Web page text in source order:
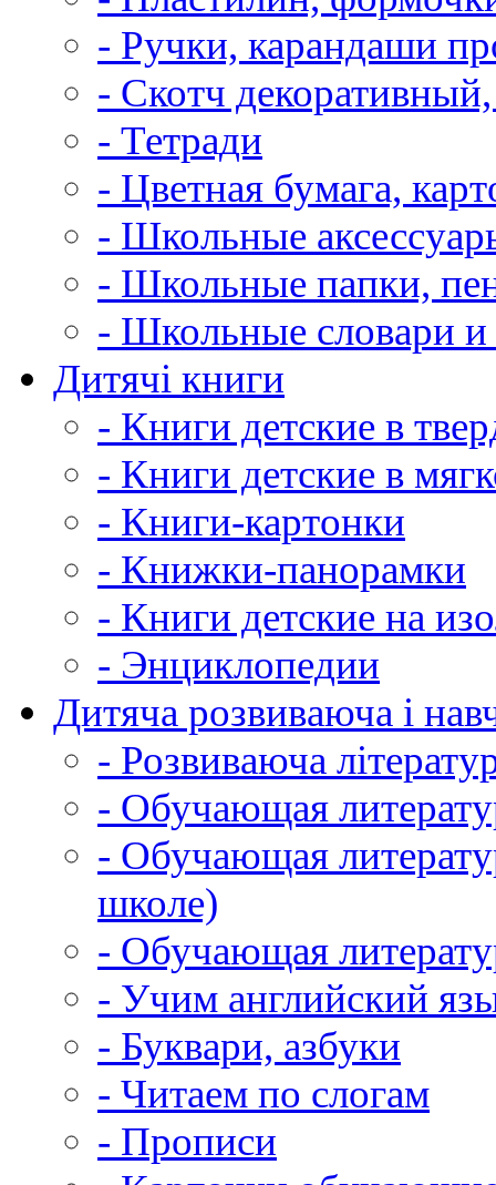
- Ручки, карандаши
- Скотч
- Тетради
- Цветная бумага,
- Школьные
- Школьные папки,
- Школьные словари и
Дитячі книги
- Книги детские в
- Книги детские в
- Книги-картонки
- Книжки-панорамки
- Книги детские на
- Энциклопедии
Дитяча розвиваюча і
- Розвиваюча
- Обучающая
- Обучающая
школе)
- Обучающая
- Учим английский
- Буквари, азбуки
- Читаем по слогам
- Прописи